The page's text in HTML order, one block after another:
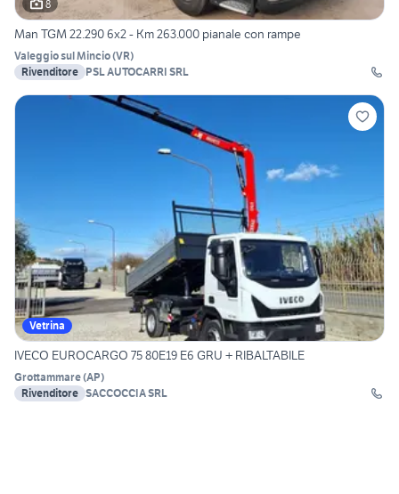
8
Man TGM 22.290 6x2 - Km 263.000 pianale con rampe
Valeggio sul Mincio(VR)
Rivenditore PSL AUTOCARRI SRL
Vetrina
IVECO EUROCARGO 75 80E19 E6 GRU + RIBALTABILE
Grottammare(AP)
Rivenditore SACCOCCIA SRL